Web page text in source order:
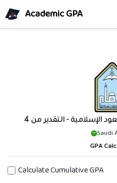
Academic GPA
الإسلامية - التقدير من 4
Saudi
GPA
Calculate Cumulative GPA